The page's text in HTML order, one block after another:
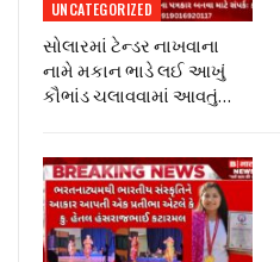
UNCATEGORIZED
સોલારમાં ટેન્ડર નાખવાના
નામે મકાન ભાડે લઈ આખું
કૌભાંડ ચલાવવામાં આવતું…